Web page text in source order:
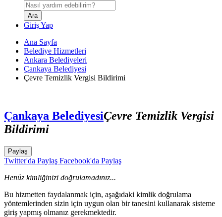
Giriş Yap
Ana Sayfa
Belediye Hizmetleri
Ankara Belediyeleri
Çankaya Belediyesi
Çevre Temizlik Vergisi Bildirimi
Çankaya BelediyesiÇevre Temizlik Vergisi
Bildirimi
Paylaş
Twitter'da Paylaş Facebook'da Paylaş
Henüz kimliğinizi doğrulamadınız...
Bu hizmetten faydalanmak için, aşağıdaki kimlik doğrulama
yöntemlerinden sizin için uygun olan bir tanesini kullanarak sisteme
giriş yapmış olmanız gerekmektedir.